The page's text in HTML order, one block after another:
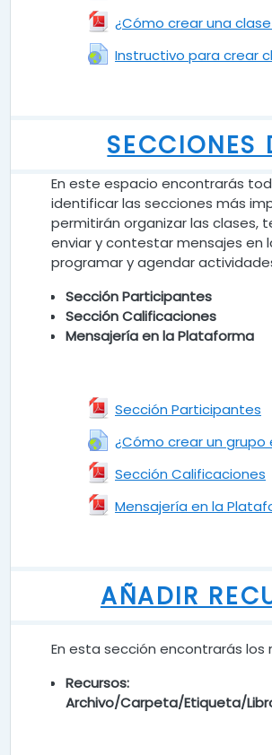
¿Cómo crear una
Instructivo para crear
SECCIONES
En este espacio encontrarás
identificar las secciones más
permitirán organizar las clases,
enviar y contestar mensajes en
programar y agendar
Sección Participantes
Sección Calificaciones
Mensajería en la Plataforma
Sección Participantes
Archivo
¿Cómo crear un grupo
Sección Calificaciones
Mensajería en la
AÑADIR
En esta sección encontrarás
Recursos:
Archivo/Carpeta/Etiqueta/